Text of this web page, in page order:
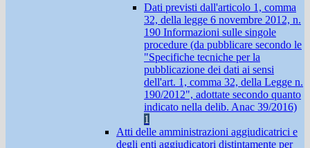
Dati previsti dall'articolo 1, comma
32, della legge 6 novembre 2012, n.
190 Informazioni sulle singole
procedure (da pubblicare secondo le
"Specifiche tecniche per la
pubblicazione dei dati ai sensi
dell'art. 1, comma 32, della Legge n.
190/2012", adottate secondo quanto
indicato nella delib. Anac 39/2016)
1
Atti delle amministrazioni aggiudicatrici e
degli enti aggiudicatori distintamente per